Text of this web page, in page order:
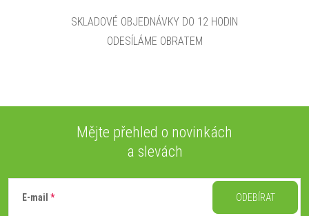
SKLADOVÉ OBJEDNÁVKY DO 12 HODIN
ODESÍLÁME OBRATEM
Mějte přehled o novinkách
a slevách
E-mail ODEBÍRAT